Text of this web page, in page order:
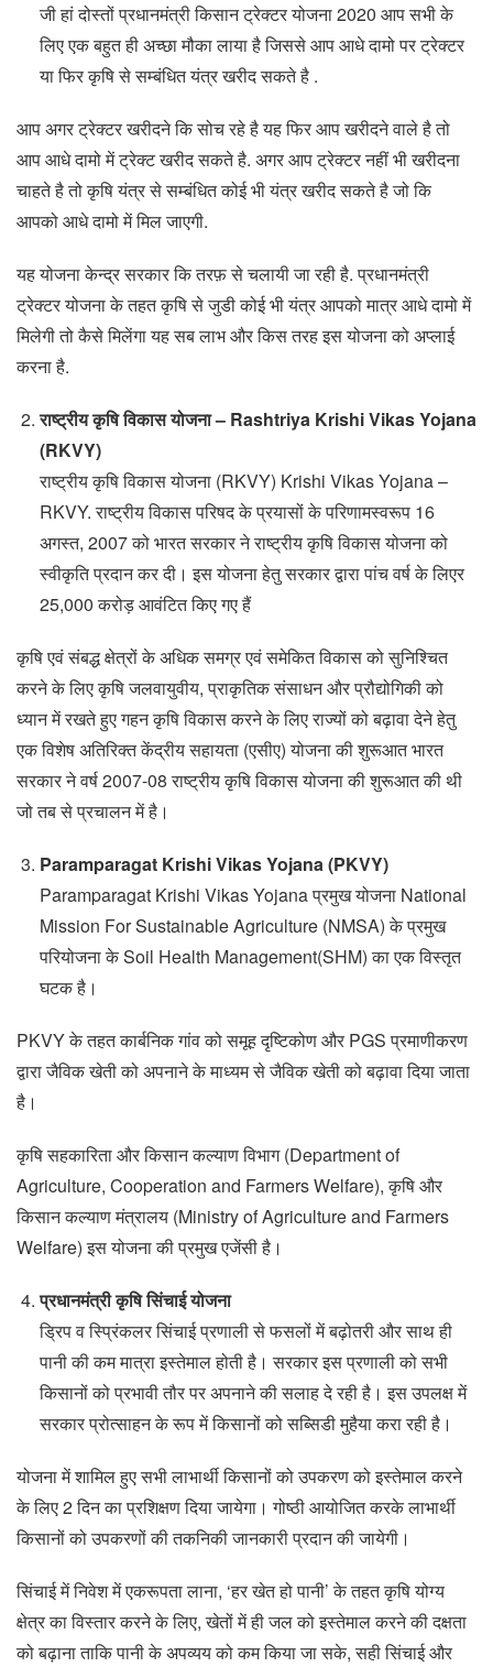
जी हां दोस्तों प्रधानमंत्री किसान ट्रेक्टर योजना 2020 आप सभी के
लिए एक बहुत ही अच्छा मौका लाया है जिससे आप आधे दामो पर ट्रेक्टर
या फिर कृषि से सम्बंधित यंत्र खरीद सकते है .
आप अगर ट्रेक्टर खरीदने कि सोच रहे है यह फिर आप खरीदने वाले है तो
आप आधे दामो में ट्रेक्ट खरीद सकते है. अगर आप ट्रेक्टर नहीं भी खरीदना
चाहते है तो कृषि यंत्र से सम्बंधित कोई भी यंत्र खरीद सकते है जो कि
आपको आधे दामो में मिल जाएगी.
यह योजना केन्द्र सरकार कि तरफ़ से चलायी जा रही है. प्रधानमंत्री
ट्रेक्टर योजना के तहत कृषि से जुडी कोई भी यंत्र आपको मात्र आधे दामो में
मिलेगी तो कैसे मिलेंगा यह सब लाभ और किस तरह इस योजना को अप्लाई
करना है.
राष्ट्रीय कृषि विकास योजना – Rashtriya Krishi Vikas Yojana
(RKVY)
राष्ट्रीय कृषि विकास योजना (RKVY) Krishi Vikas Yojana –
RKVY. राष्ट्रीय विकास परिषद के प्रयासों के परिणामस्वरूप 16
अगस्त, 2007 को भारत सरकार ने राष्ट्रीय कृषि विकास योजना को
स्वीकृति प्रदान कर दी। इस योजना हेतु सरकार द्वारा पांच वर्ष के लिएर
25,000 करोड़ आवंटित किए गए हैं
कृषि एवं संबद्ध क्षेत्रों के अधिक समग्र एवं समेकित विकास को सुनिश्चित
करने के लिए कृषि जलवायुवीय, प्राकृतिक संसाधन और प्रौद्योगिकी को
ध्यान में रखते हुए गहन कृषि विकास करने के लिए राज्यों को बढ़ावा देने हेतु
एक विशेष अतिरिक्त केंद्रीय सहायता (एसीए) योजना की शुरूआत भारत
सरकार ने वर्ष 2007-08 राष्ट्रीय कृषि विकास योजना की शुरूआत की थी
जो तब से प्रचालन में है।
Paramparagat Krishi Vikas Yojana (PKVY)
Paramparagat Krishi Vikas Yojana प्रमुख योजना National
Mission For Sustainable Agriculture (NMSA) के प्रमुख
परियोजना के Soil Health Management(SHM) का एक विस्तृत
घटक है।
PKVY के तहत कार्बनिक गांव को समूह दृष्टिकोण और PGS प्रमाणीकरण
द्वारा जैविक खेती को अपनाने के माध्यम से जैविक खेती को बढ़ावा दिया जाता
है।
कृषि सहकारिता और किसान कल्याण विभाग (Department of
Agriculture, Cooperation and Farmers Welfare), कृषि और
किसान कल्याण मंत्रालय (Ministry of Agriculture and Farmers
Welfare) इस योजना की प्रमुख एजेंसी है।
प्रधानमंत्री कृषि सिंचाई योजना
ड्रिप व स्प्रिंकलर सिंचाई प्रणाली से फसलों में बढ़ोतरी और साथ ही
पानी की कम मात्रा इस्तेमाल होती है। सरकार इस प्रणाली को सभी
किसानों को प्रभावी तौर पर अपनाने की सलाह दे रही है। इस उपलक्ष में
सरकार प्रोत्साहन के रूप में किसानों को सब्सिडी मुहैया करा रही है।
योजना में शामिल हुए सभी लाभार्थी किसानों को उपकरण को इस्तेमाल करने
के लिए 2 दिन का प्रशिक्षण दिया जायेगा। गोष्ठी आयोजित करके लाभार्थी
किसानों को उपकरणों की तकनिकी जानकारी प्रदान की जायेगी।
सिंचाई में निवेश में एकरूपता लाना, ‘हर खेत हो पानी’ के तहत कृषि योग्य
क्षेत्र का विस्तार करने के लिए, खेतों में ही जल को इस्तेमाल करने की दक्षता
को बढ़ाना ताकि पानी के अपव्यय को कम किया जा सके, सही सिंचाई और